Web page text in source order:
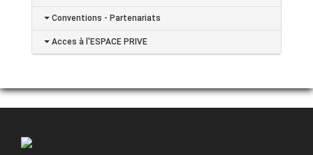
Conventions - Partenariats
Acces à l'ESPACE PRIVE